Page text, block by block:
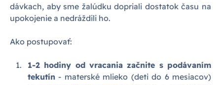
dávkach, aby sme žalúdku dopriali dostatok času na
upokojenie a nedráždili ho.
Ako postupovať:
1-2 hodiny od vracania začnite s podávaním
tekutín - materské mlieko (deti do 6 mesiacov)